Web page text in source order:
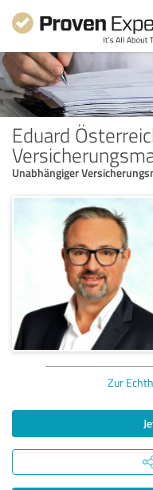
Eduard
Unabhängiger
Zur